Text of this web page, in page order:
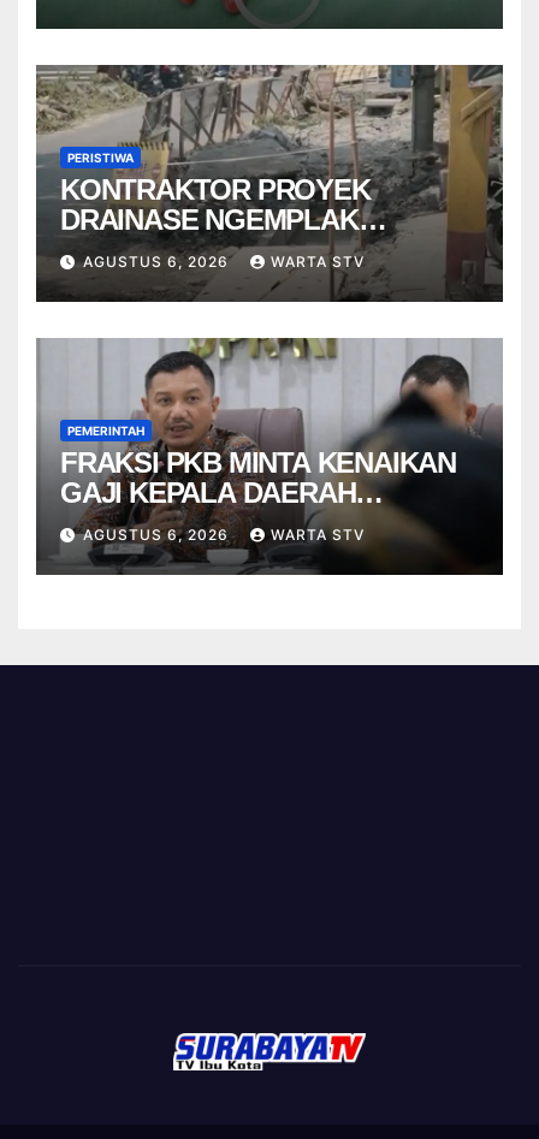
PERISTIWA
KONTRAKTOR PROYEK
DRAINASE NGEMPLAK
DISANKSI USAI WARGA
TERPELESET
AGUSTUS 6, 2026 WARTA STV
PEMERINTAH
FRAKSI PKB MINTA KENAIKAN
GAJI KEPALA DAERAH
BERBASIS KINERJA
AGUSTUS 6, 2026 WARTA STV